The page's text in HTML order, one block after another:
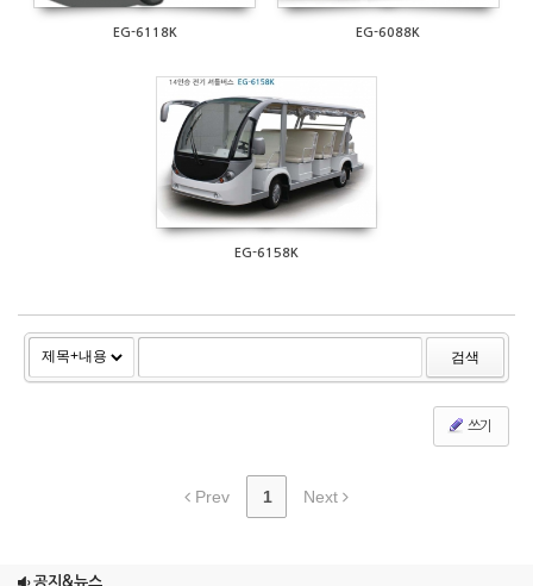
EG-6118K EG-6088K
544
EG-6158K
검색
쓰기
Prev 1 Next
공지&뉴스